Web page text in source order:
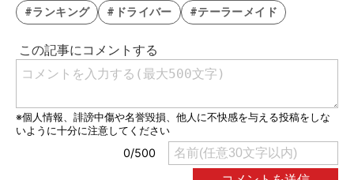
#ランキング #ドライバー #テーラーメイド